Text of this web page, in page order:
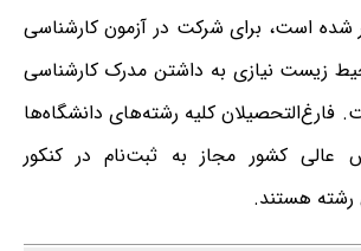
شده است، برای شرکت در آزمون کارشناسی
زیست نیازی به داشتن مدرک کارشناسی
فارغ‌‌التحصیلان کلیه رشته‌های دانشگاه‌ها
کشور مجاز به ثبت‌نام در کنکور
رشته هستند.